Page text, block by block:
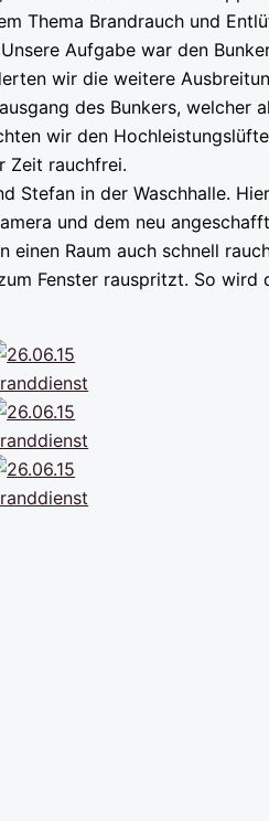
Thema Brandrauch und
Aufgabe war den
wir die weitere
des Bunkers, welcher
wir den
Zeit rauchfrei.
Stefan in der Waschhalle.
und dem neu
einen Raum auch schnell
Fenster rauspritzt. So wird